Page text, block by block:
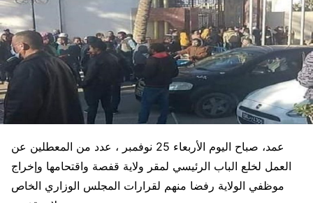
عمد، صباح اليوم الأربعاء 25 نوفمبر ، عدد من المعطلين عن
العمل لخلع الباب الرئيسي لمقر ولاية قفصة واقتحامها وإخراج
موظفي الولاية رفضا منهم لقرارات المجلس الوزاري الخاص